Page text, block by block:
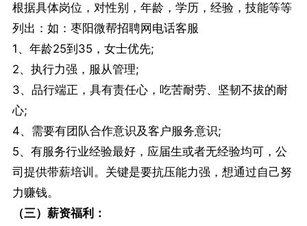
根据具体岗位，对性别，年龄，学历，经验，技能等等
列出：如：枣阳微帮招聘网电话客服
1、年龄25到35，女士优先;
2、执行力强，服从管理;
3、品行端正，具有责任心，吃苦耐劳、坚韧不拔的耐
心;
4、需要有团队合作意识及客户服务意识;
5、有服务行业经验最好，应届生或者无经验均可，公
司提供带薪培训。关键是要抗压能力强，想通过自己努
力赚钱。
（三）薪资福利：